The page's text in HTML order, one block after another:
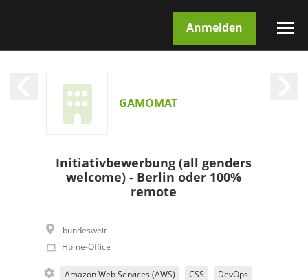
Anmelden
GAMOMAT
Initiativbewerbung (all genders
welcome) - Berlin oder 100%
remote
bundesweit
Home-Office
Amazon Web Services (AWS) CSS DevOps